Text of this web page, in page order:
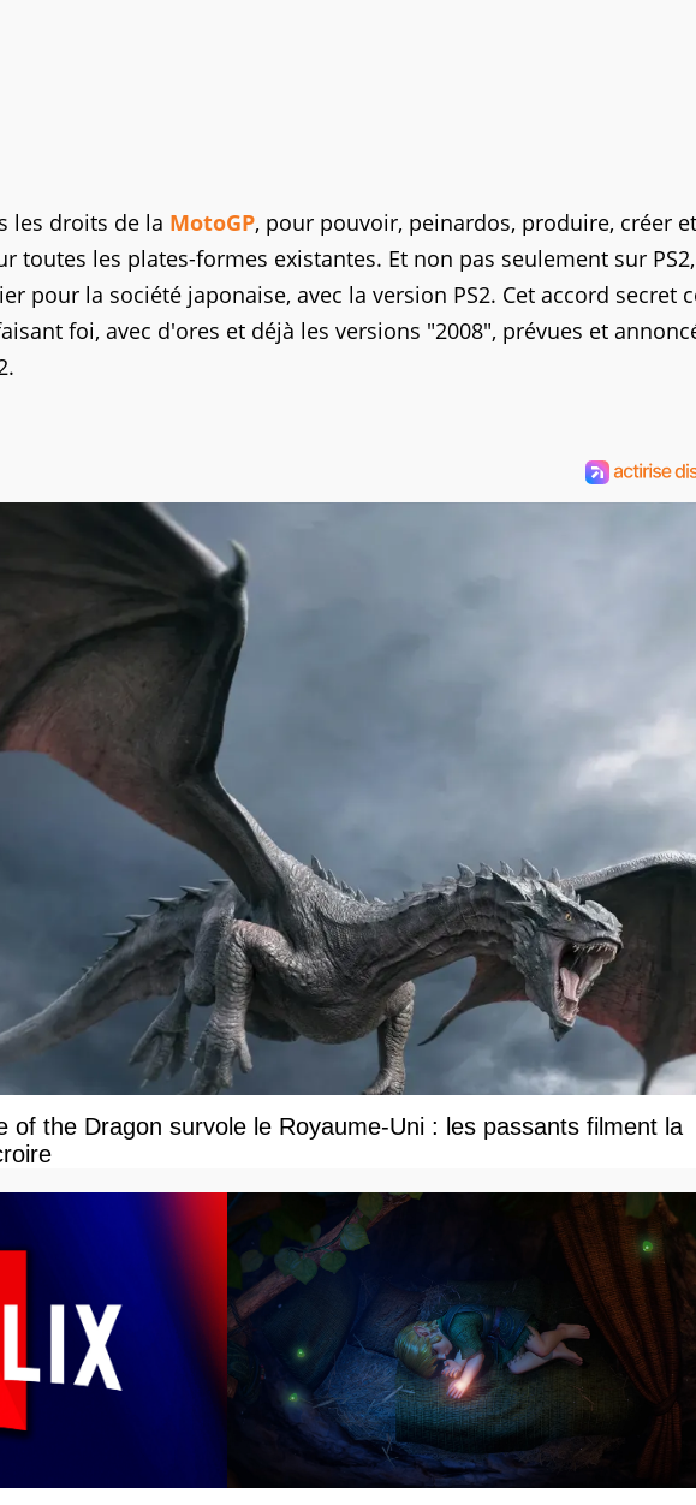
les droits de la MotoGP, pour pouvoir, peinardos, produire, créer
toutes les plates-formes existantes. Et non pas seulement sur PS2,
pour la société japonaise, avec la version PS2. Cet accord secret
foi, avec d'ores et déjà les versions "2008", prévues et
of the Dragon survole le Royaume-Uni : les passants filment la